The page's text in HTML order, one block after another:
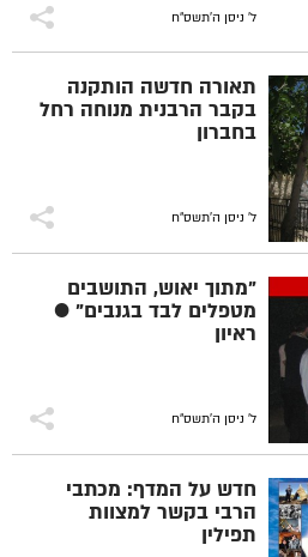
ל' ניסן ה׳תשס״ח
תאורה חדשה הותקנה
בקבר הרבנית מנוחה רחל
בחברון
ל' ניסן ה׳תשס״ח
"מתוך יאוש, התושבים
מטפלים לבד בגנבים" ●
ראיון
ל' ניסן ה׳תשס״ח
חדש על המדף: מכתבי
הרבי בקשר למצוות
תפילין